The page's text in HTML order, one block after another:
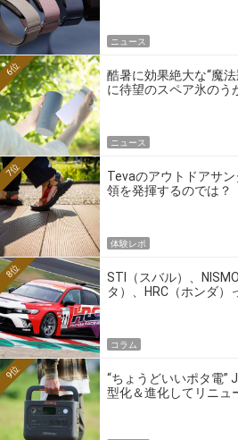
ニュース
酷暑に効果絶大な“魔
に待望のスペア氷のう
6位
ニュース
Tevaのアウトドアサ
領を発揮するのでは？
7位
体験レポ
STI（スバル）、
タ）、HRC（ホンダ）
8位
コラム
“ちょうどいいポタ電”
型化＆進化してリニュ
9位